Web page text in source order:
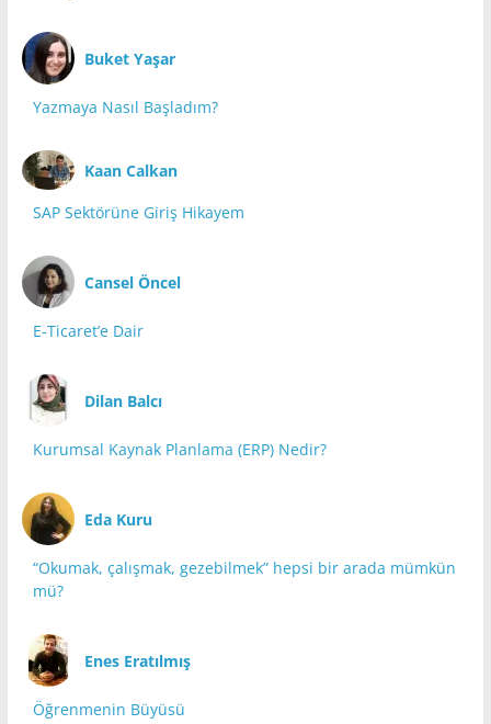
Buket Yaşar
Yazmaya Nasıl Başladım?
Kaan Calkan
SAP Sektörüne Giriş Hikayem
Cansel Öncel
E-Ticaret’e Dair
Dilan Balcı
Kurumsal Kaynak Planlama (ERP) Nedir?
Eda Kuru
“Okumak, çalışmak, gezebilmek” hepsi bir arada mümkün
mü?
Enes Eratılmış
Öğrenmenin Büyüsü